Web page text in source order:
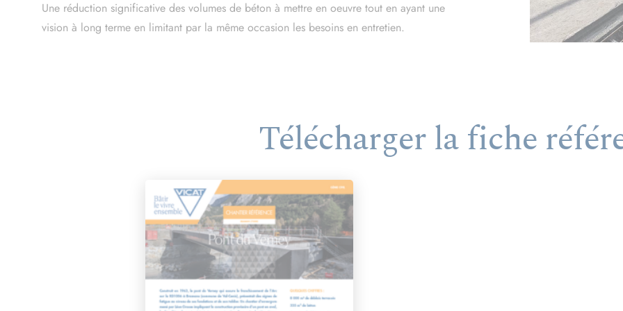
Une réduction significative des volumes de béton à mettre en oeuvre tout en ayant une
vision à long terme en limitant par la même occasion les besoins en entretien.
Télécharger la fiche